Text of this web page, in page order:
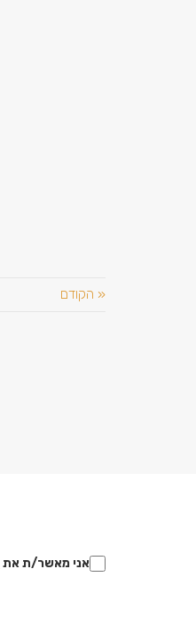
« הקודם
אני מאשר/ת את